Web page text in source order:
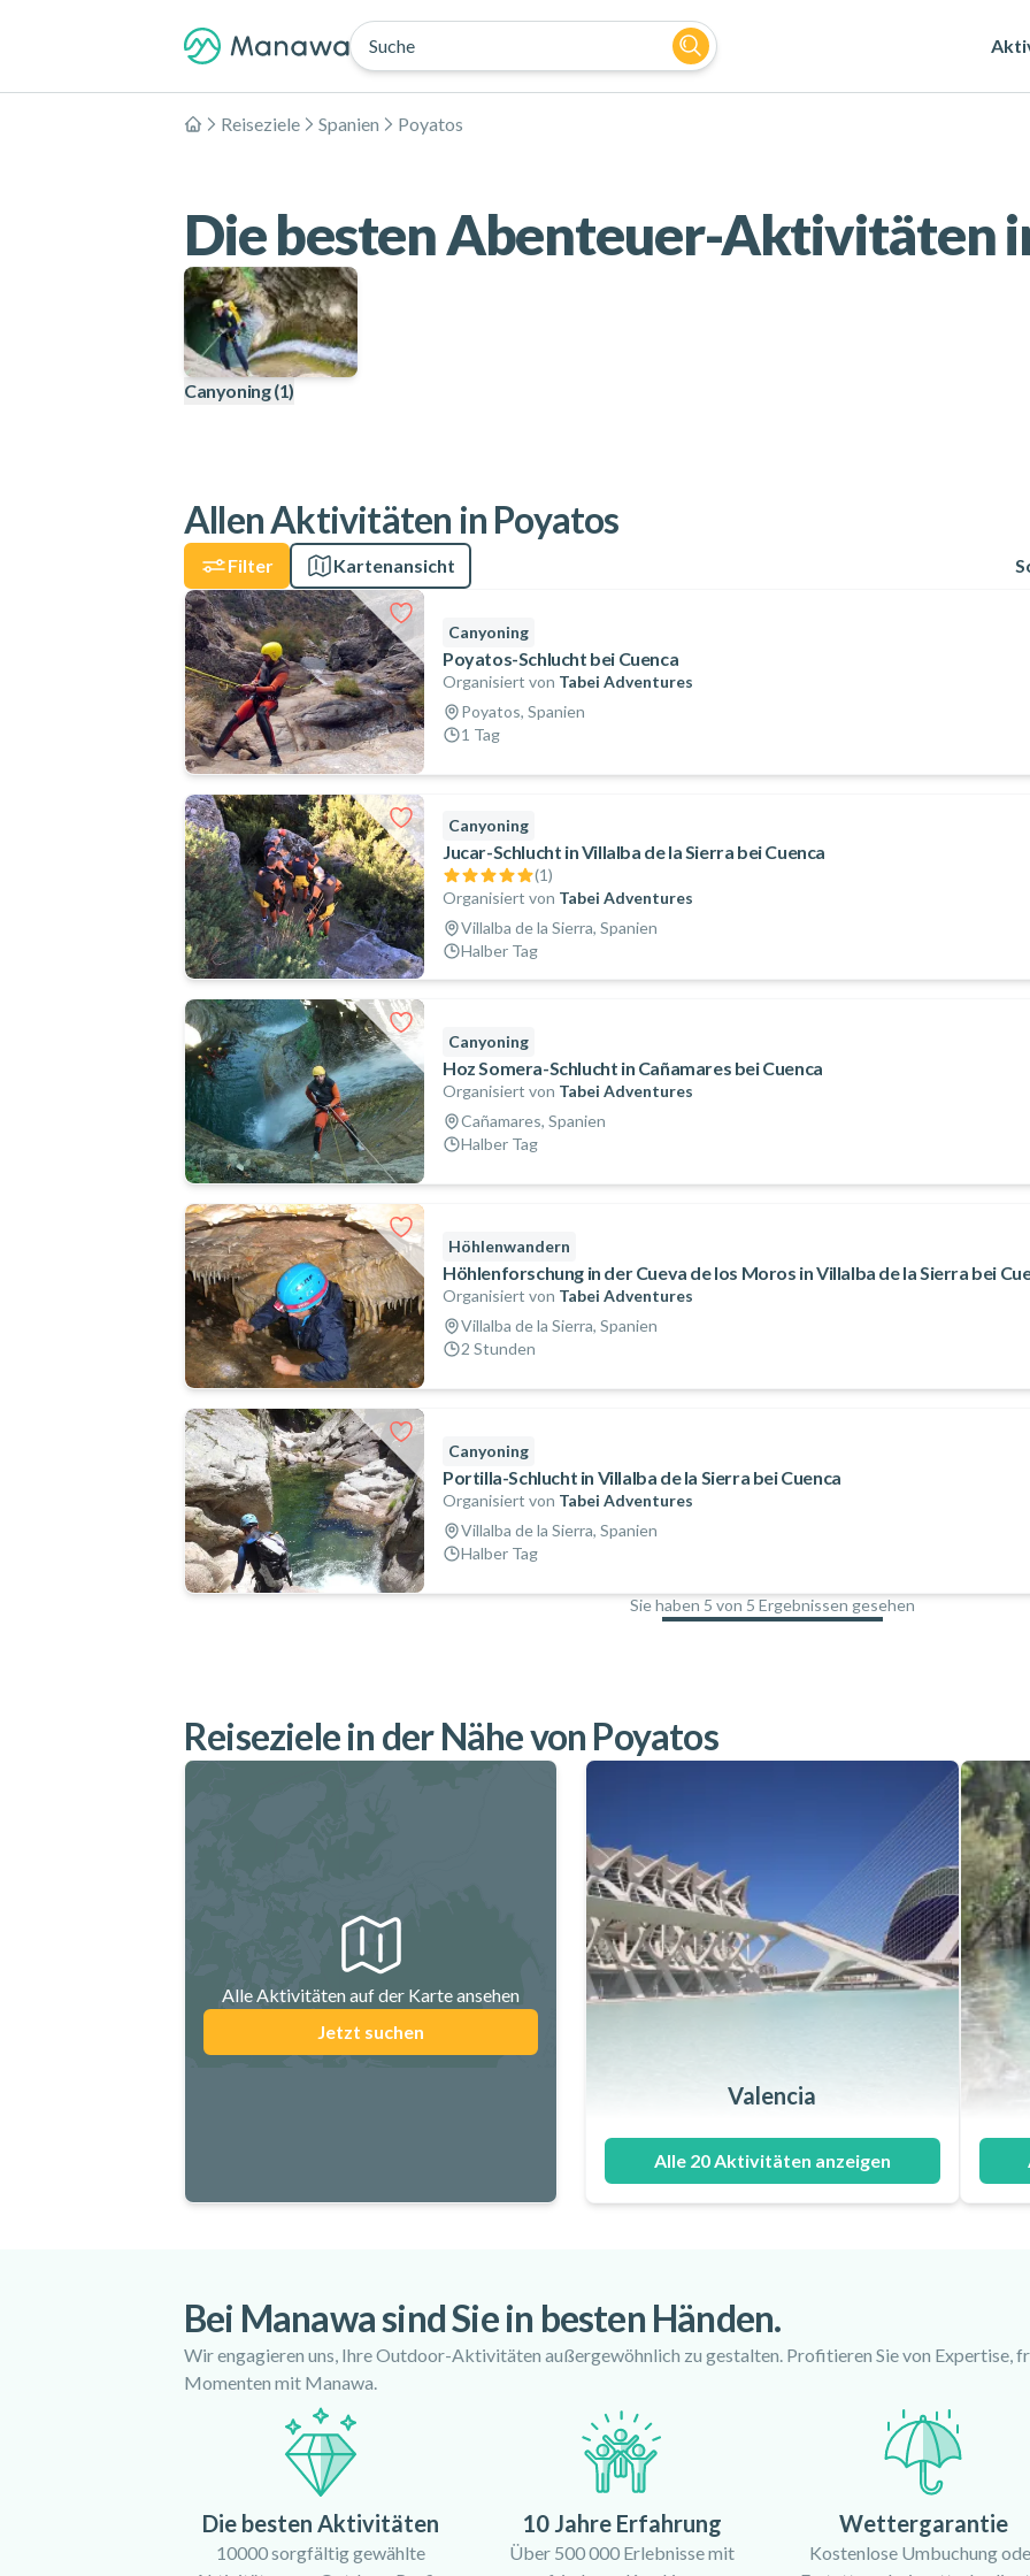
Suche
Home
Reiseziele Spanien Poyatos
Die besten Abenteuer-Aktivitäten
Canyoning(1)
Allen Aktivitäten in Poyatos
Filter Kartenansicht
Canyoning
Poyatos-Schlucht bei Cuenca
Organisiert von Tabei Adventures
Poyatos, Spanien
1 Tag
Canyoning
Jucar-Schlucht in Villalba de la Sierra bei Cuenca
(1)
Organisiert von Tabei Adventures
Villalba de la Sierra, Spanien
Halber Tag
Canyoning
Hoz Somera-Schlucht in Cañamares bei Cuenca
Organisiert von Tabei Adventures
Cañamares, Spanien
Halber Tag
Höhlenwandern
Höhlenforschung in der Cueva de los Moros in Villalba de la Sierra bei
Organisiert von Tabei Adventures
Villalba de la Sierra, Spanien
2 Stunden
Canyoning
Portilla-Schlucht in Villalba de la Sierra bei Cuenca
Organisiert von Tabei Adventures
Villalba de la Sierra, Spanien
Halber Tag
Sie haben 5 von 5 Ergebnissen gesehen
Reiseziele in der Nähe von Poyatos
Alle Aktivitäten auf der Karte ansehen
Jetzt suchen
Valencia
Alle 20 Aktivitäten anzeigen
Bei Manawa sind Sie in besten Händen.
Wir engagieren uns, Ihre Outdoor-Aktivitäten außergewöhnlich zu gestalten. Profitieren Sie von Expertise,
Momenten mit Manawa.
Die besten Aktivitäten
10000 sorgfältig gewählte
10 Jahre Erfahrung
Über 500 000 Erlebnisse mit
Wettergarantie
Kostenlose Umbuchung